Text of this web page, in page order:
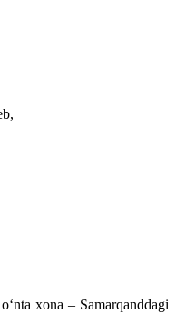
xona – Samarqanddagi